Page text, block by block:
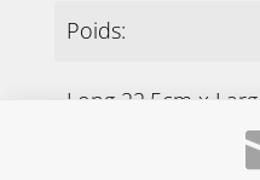
Poids:
Long 22,5cm x